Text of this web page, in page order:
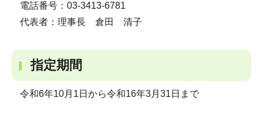
電話番号：03-3413-6781
代表者：理事長 倉田 清子
指定期間
令和6年10月1日から令和16年3月31日まで